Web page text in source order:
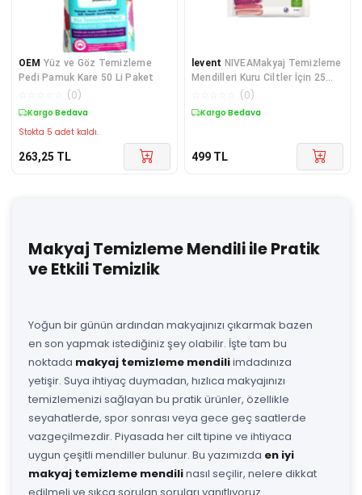
OEM Yüz ve Göz Temizleme
Pedi Pamuk Kare 50 Li Paket
(0)
Kargo Bedava
Stokta 5 adet kaldı.
263,25 TL
levent NIVEAMakyaj Temizleme
Mendilleri Kuru Ciltler İçin 25
(0)
Kargo Bedava
499 TL
Makyaj Temizleme Mendili ile Pratik
ve Etkili Temizlik
Yoğun bir günün ardından makyajınızı çıkarmak bazen
en son yapmak istediğiniz şey olabilir. İşte tam bu
noktada makyaj temizleme mendiliimdadınıza
yetişir. Suya ihtiyaç duymadan, hızlıca makyajınızı
temizlemenizi sağlayan bu pratik ürünler, özellikle
seyahatlerde, spor sonrası veya gece geç saatlerde
vazgeçilmezdir. Piyasada her cilt tipine ve ihtiyaca
uygun çeşitli mendiller bulunur. Bu yazımızda en iyi
makyaj temizleme mendilinasıl seçilir, nelere dikkat
edilmeli ve sıkça sorulan soruları yanıtlıyoruz.